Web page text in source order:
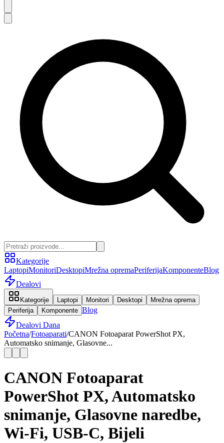
Kategorije
LaptopiMonitoriDesktopiMrežna opremaPeriferijaKomponenteBlog
Dealovi
Kategorije Laptopi Monitori Desktopi
Mrežna oprema
Periferija
Komponente Blog
Dealovi Dana
Početna/Fotoaparati/CANON Fotoaparat PowerShot PX,
Automatsko snimanje, Glasovne...
CANON Fotoaparat
PowerShot PX, Automatsko
snimanje, Glasovne naredbe,
Wi-Fi, USB-C, Bijeli